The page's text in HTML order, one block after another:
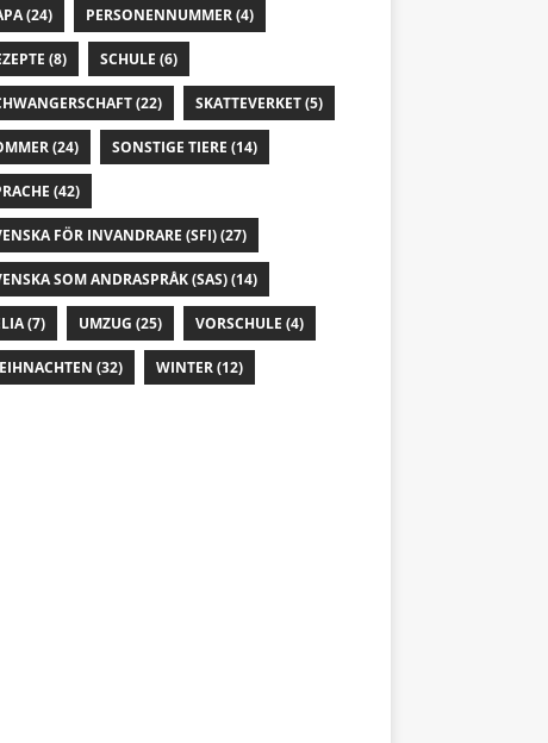
(24) PERSONENNUMMER(4)
(8) SCHULE (6)
(22) SKATTEVERKET(5)
(24) SONSTIGE TIERE (14)
(42)
FÖR INVANDRARE (SFI)(27)
SOM ANDRASPRÅK (SAS)(14)
(7) UMZUG (25) VORSCHULE (4)
(32) WINTER(12)